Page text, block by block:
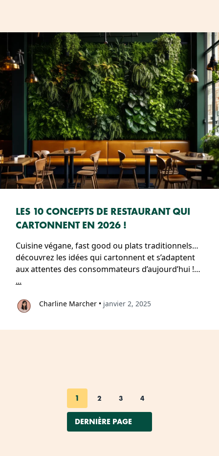
LES 10 CONCEPTS DE RESTAURANT QUI
CARTONNENT EN 2026 !
Cuisine végane, fast good ou plats traditionnels…
découvrez les idées qui cartonnent et s’adaptent
aux attentes des consommateurs d’aujourd’hui !…
...
Charline Marcher • janvier 2, 2025
1 2 3 4
DERNIÈRE PAGE